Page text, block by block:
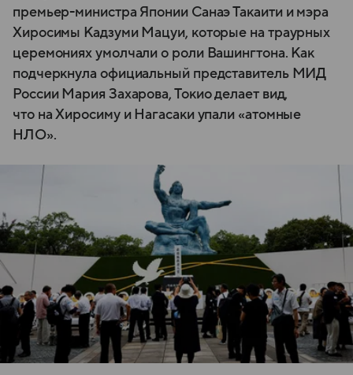
премьер-министра Японии Санаэ Такаити и мэра
Хиросимы Кадзуми Мацуи, которые на траурных
церемониях умолчали о роли Вашингтона. Как
подчеркнула официальный представитель МИД
России Мария Захарова, Токио делает вид,
что на Хиросиму и Нагасаки упали «атомные
НЛО».